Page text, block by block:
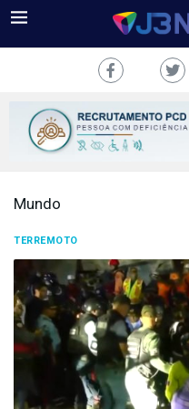
COLUNAS
FALE
CONOSCO
2024
Mundo
TERREMOTO